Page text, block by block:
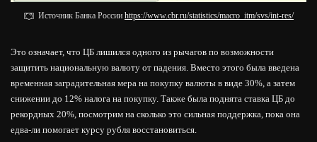
Источник Банка России https://www.cbr.ru/statistics/macro_itm/svs/int-res/
Это означает, что ЦБ лишился одного из рычагов по возможности
защитить национальную валюту от падения. Вместо этого была введена
временная заградительная мера на покупку валюты в виде 30%, а затем
снижении до 12% налога на покупку. Также была поднята ставка ЦБ до
рекордных 20%, посмотрим на сколько это сильная поддержка, пока она
едва-ли помогает курсу рубля восстановиться.